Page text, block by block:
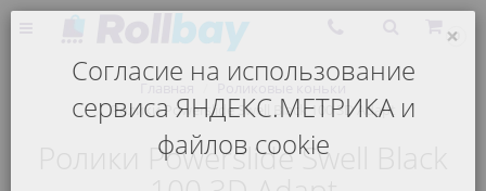
0
Ролики Powerslide Swell Black 100 3D Adapt
Ролики Powerslide Swell Black
×
Согласие на использование
сервиса ЯНДЕКС.МЕТРИКА и
файлов cookie